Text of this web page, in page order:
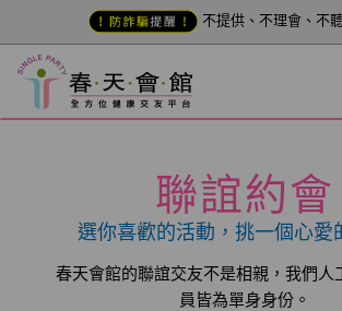
不提供、不理會、不
聯誼約會
選你喜歡的活動，挑一個心愛
春天會館的聯誼交友不是相親，我們人
員皆為單身身份。